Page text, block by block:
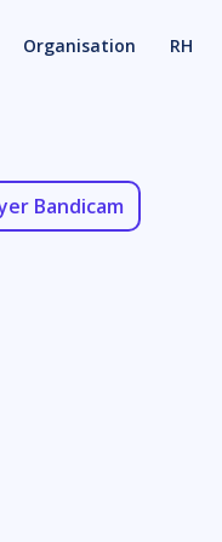
Organisation RH
Bandicam